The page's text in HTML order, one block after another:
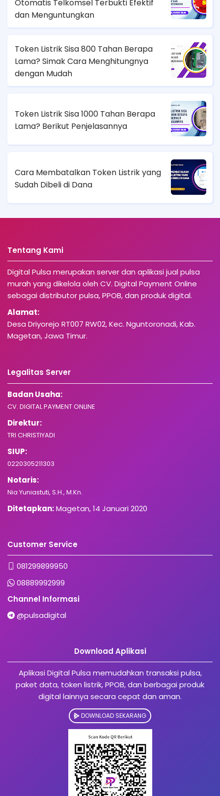
Otomatis Telkomsel Terbukti Efektif
dan Menguntungkan
Token Listrik Sisa 800 Tahan Berapa
Lama? Simak Cara Menghitungnya
dengan Mudah
Token Listrik Sisa 1000 Tahan Berapa
Lama? Berikut Penjelasannya
Cara Membatalkan Token Listrik yang
Sudah Dibeli di Dana
Tentang Kami
Digital Pulsa merupakan server dan aplikasi jual pulsa
murah yang dikelola oleh CV. Digital Payment Online
sebagai distributor pulsa, PPOB, dan produk digital.
Alamat:
Desa Driyorejo RT007 RW02, Kec. Nguntoronadi, Kab.
Magetan, Jawa Timur.
Legalitas Server
Badan Usaha:
CV. DIGITAL PAYMENT ONLINE
Direktur:
TRI CHRISTIYADI
SIUP:
0220305211303
Notaris:
Nia Yuniastuti, S.H., M.Kn.
Ditetapkan:Magetan, 14 Januari 2020
Customer Service
081299899950
08889992999
Channel Informasi
@pulsadigital
Download Aplikasi
Aplikasi Digital Pulsa memudahkan transaksi pulsa,
paket data, token listrik, PPOB, dan berbagai produk
digital lainnya secara cepat dan aman.
DOWNLOAD SEKARANG